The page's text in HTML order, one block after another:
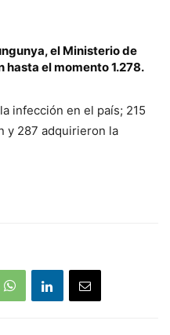
el Ministerio de
el momento 1.278.
infección en el país; 215
y 287 adquirieron la